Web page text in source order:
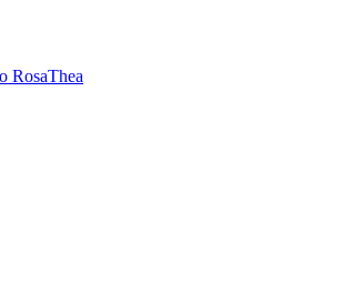
RosaThea